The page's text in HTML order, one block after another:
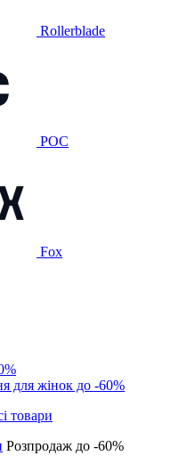
Rollerblade
POC
Fox
для жінок до -60%
Розпродаж до -60%